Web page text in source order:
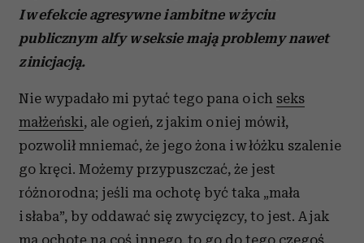
I w efekcie agresywne i ambitne w życiu
publicznym alfy w seksie mają problemy nawet
z inicjacją.
Nie wypadało mi pytać tego pana o ich seks
małżeński, ale ogień, z jakim o niej mówił,
pozwolił mniemać, że jego żona i w łóżku szalenie
go kręci. Możemy przypuszczać, że jest
różnorodna; jeśli ma ochotę być taka „mała
i słaba”, by oddawać się zwycięzcy, to jest. A jak
ma ochotę na coś innego, to go do tego czegoś